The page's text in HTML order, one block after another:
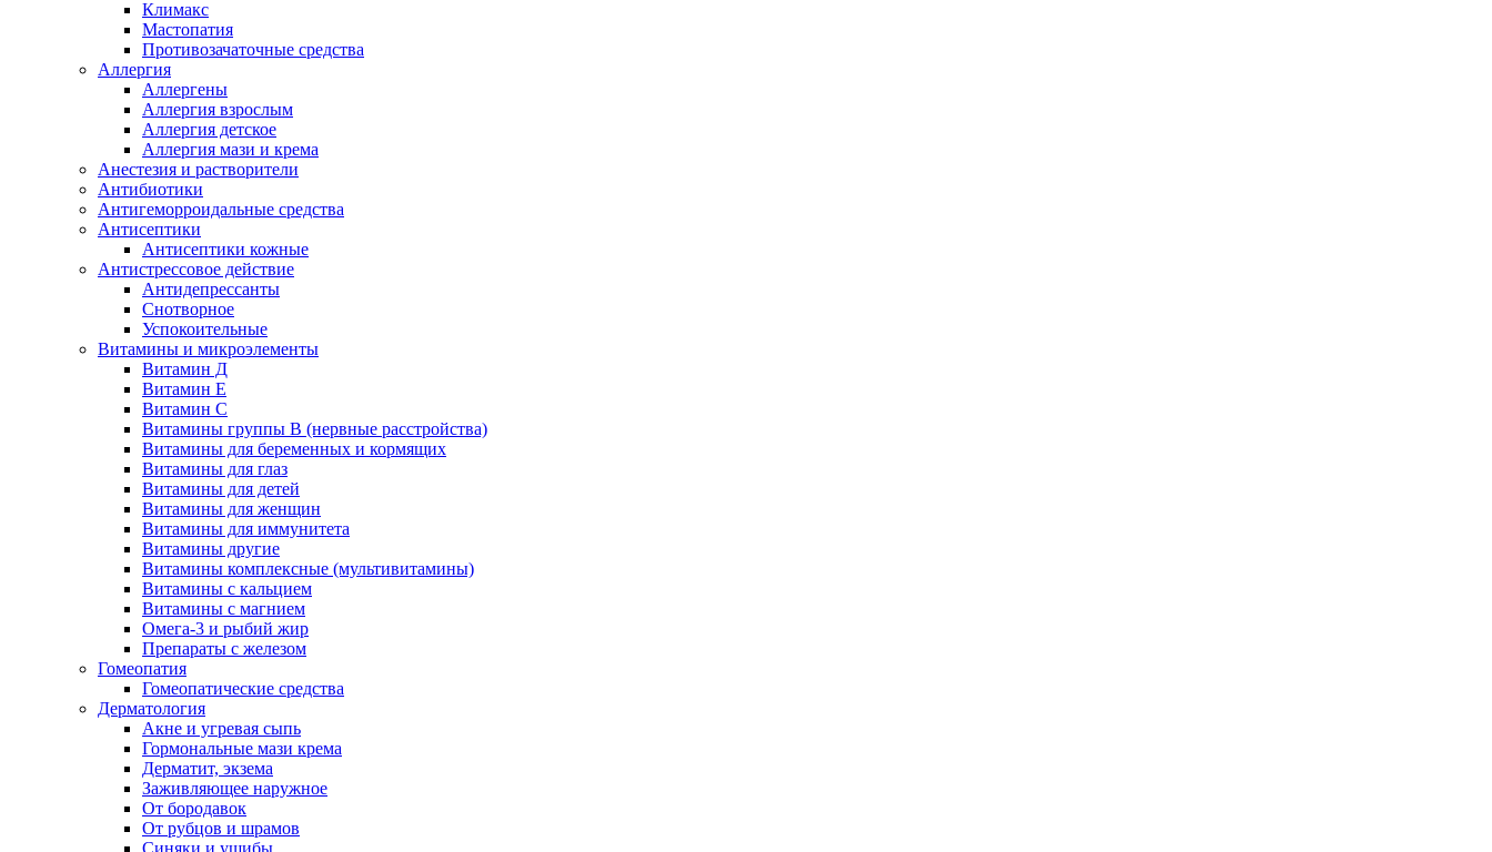
Климакс
Мастопатия
Противозачаточные средства
Аллергия
Аллергены
Аллергия взрослым
Аллергия детское
Аллергия мази и крема
Анестезия и растворители
Антибиотики
Антигеморроидальные средства
Антисептики
Антисептики кожные
Антистрессовое действие
Антидепрессанты
Снотворное
Успокоительные
Витамины и микроэлементы
Витамин Д
Витамин Е
Витамин С
Витамины группы В (нервные расстройства)
Витамины для беременных и кормящих
Витамины для глаз
Витамины для детей
Витамины для женщин
Витамины для иммунитета
Витамины другие
Витамины комплексные (мультивитамины)
Витамины с кальцием
Витамины с магнием
Омега-3 и рыбий жир
Препараты с железом
Гомеопатия
Гомеопатические средства
Дерматология
Акне и угревая сыпь
Гормональные мази крема
Дерматит, экзема
Заживляющее наружное
От бородавок
От рубцов и шрамов
Синяки и ушибы